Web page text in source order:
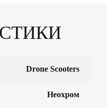
Drone Scooters
Неохром